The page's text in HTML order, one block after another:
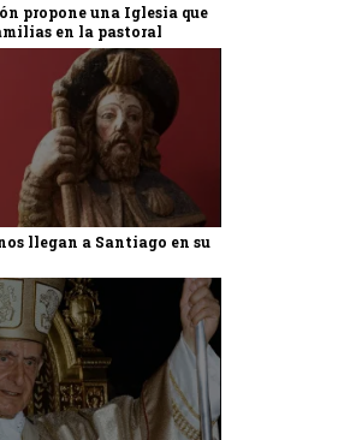
propone una Iglesia que
en la pastoral
llegan a Santiago en su